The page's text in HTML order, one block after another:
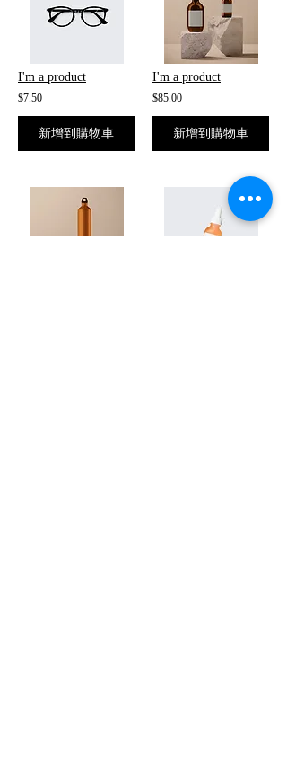
I'm a product
$7.50
新增到購物車
I'm a product
$85.00
新增到購物車